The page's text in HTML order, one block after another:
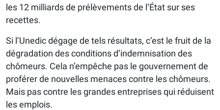
les 12 milliards de prélèvements de l’État sur ses
recettes.
Si l’Unedic dégage de tels résultats, c’est le fruit de la
dégradation des conditions d’indemnisation des
chômeurs. Cela n’empêche pas le gouvernement de
proférer de nouvelles menaces contre les chômeurs.
Mais pas contre les grandes entreprises qui réduisent
les emplois.